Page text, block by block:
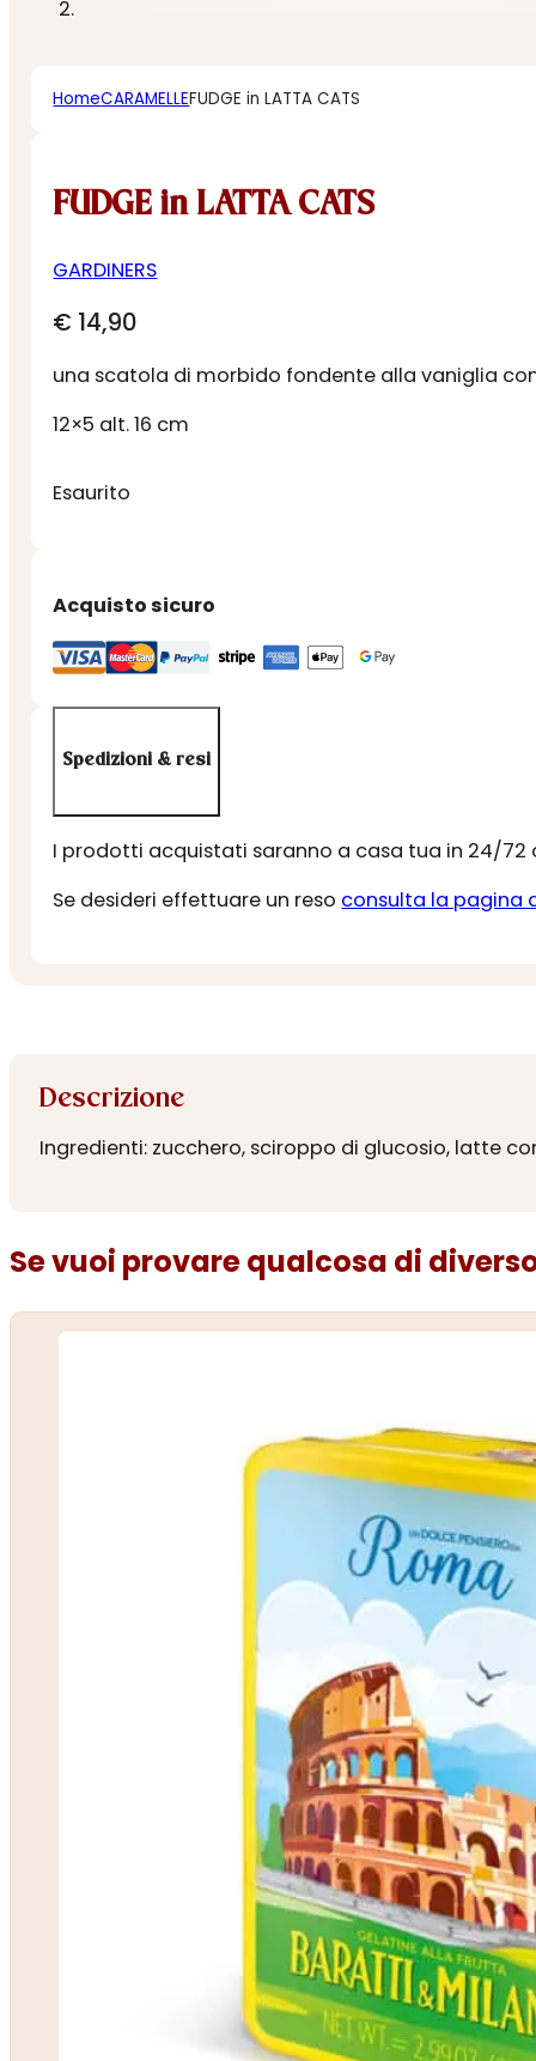
HomeCARAMELLEFUDGE in LATTA CATS
FUDGE in LATTA CATS
GARDINERS
€ 14,90
una scatola di morbido fondente alla vaniglia
12×5 alt. 16 cm
Esaurito
Acquisto sicuro
Spedizioni & resi
I prodotti acquistati saranno a casa tua in 24/72
Se desideri effettuare un reso consulta la pagina
Descrizione
Ingredienti: zucchero, sciroppo di glucosio, latte
Se vuoi provare qualcosa di